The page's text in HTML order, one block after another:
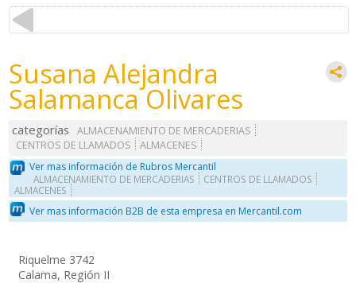
Susana Alejandra
Salamanca Olivares
categorías
ALMACENAMIENTO DE MERCADERIAS
CENTROS DE LLAMADOS
ALMACENES
Ver mas información de Rubros Mercantil
ALMACENAMIENTO DE MERCADERIAS
CENTROS DE LLAMADOS
ALMACENES
Ver mas información B2B de esta empresa en Mercantil.com
Riquelme 3742
Calama, Región II